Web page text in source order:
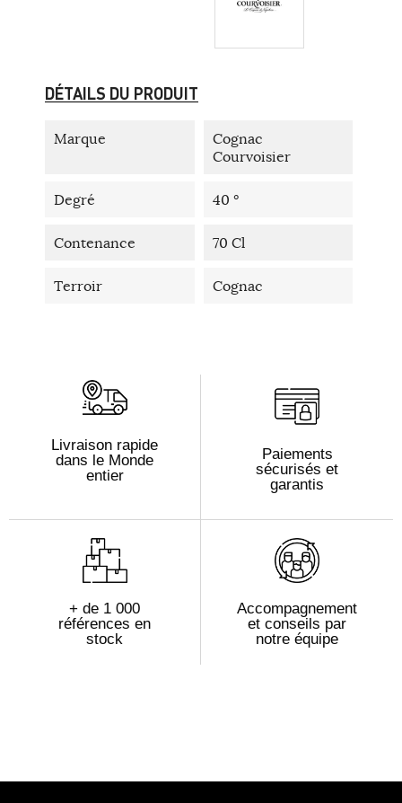
DÉTAILS DU PRODUIT
Marque
Cognac
Courvoisier
Degré 40 °
Contenance 70 Cl
Terroir Cognac
Livraison rapide
dans le Monde
entier
Paiements
sécurisés et
garantis
+ de 1 000
références en
stock
Accompagnement
et conseils par
notre équipe